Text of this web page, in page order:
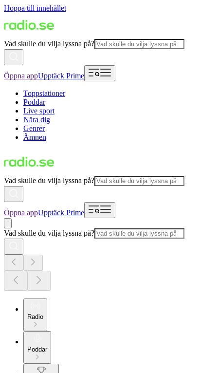
Hoppa till innehållet
Vad skulle du vilja lyssna på?
Öppna appUpptäck Prime
Toppstationer
Poddar
Live sport
Nära dig
Genrer
Ämnen
Vad skulle du vilja lyssna på?
Öppna appUpptäck Prime
Vad skulle du vilja lyssna på?
Radio
Poddar